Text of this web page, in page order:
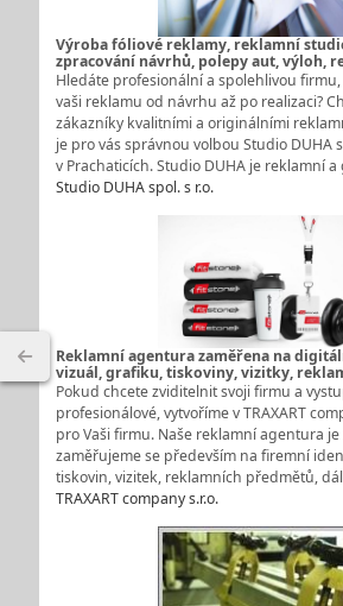
Výroba fóliové reklamy, reklamní
zpracování návrhů, polepy aut, výloh,
Hledáte profesionální a spolehlivou
vaši reklamu od návrhu až po realizaci?
zákazníky kvalitními a originálními
je pro vás správnou volbou Studio DUHA
v Prachaticích. Studio DUHA je reklamní
Studio DUHA spol. s r.o.
Reklamní agentura zaměřena na
vizuál, grafiku, tiskoviny, vizitky,
Pokud chcete zviditelnit svoji firmu a
profesionálové, vytvoříme v TRAXART
pro Vaši firmu. Naše reklamní agentura je
zaměřujeme se především na firemní
tiskovin, vizitek, reklamních předmětů,
TRAXART company s.r.o.